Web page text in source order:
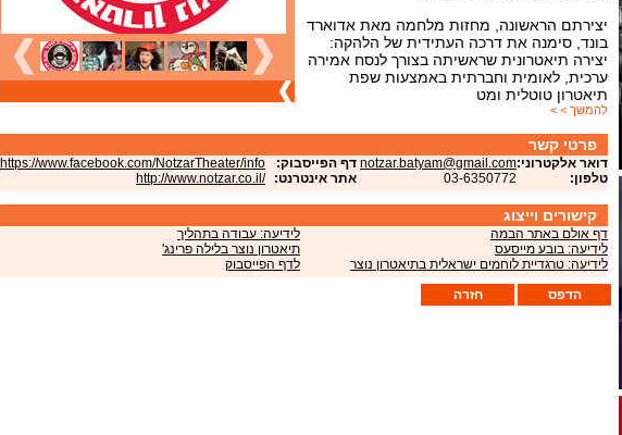
יצירתם הראשונה, מחזות מלחמה מאת אדוארד
בונד, סימנה את דרכה העתידית של הלהקה:
יצירה תיאטרונית שראשיתה בצורך לנסח אמירה
ערכית, לאומית וחברתית באמצעות שפת
תיאטרון טוטלית ומט
להמשך > >
פרטי קשר
דואר אלקטרוני:notzar.batyam@gmail.com דף הפייסבוק:
https://www.facebook.com/NotzarTheater/info
טלפון:
03-6350772 אתר אינטרנט: http://www.notzar.co.il/
קישורים וייצוג
דף אולם באתר הבמה
לידיעה: עבודה בתהליך
לידיעה: בובע מייסעס
תיאטרון נוצר בלילה פרינג'
לידיעה: טרגדיית לוחמים ישראלית בתיאטרון נוצר
לדף הפייסבוק
חזרה
הדפס